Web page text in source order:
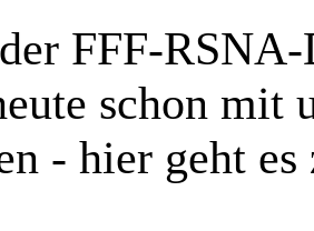
FFF-
schon
- hier geht